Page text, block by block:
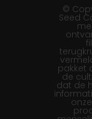
©
Seed
pakket
de
dat de